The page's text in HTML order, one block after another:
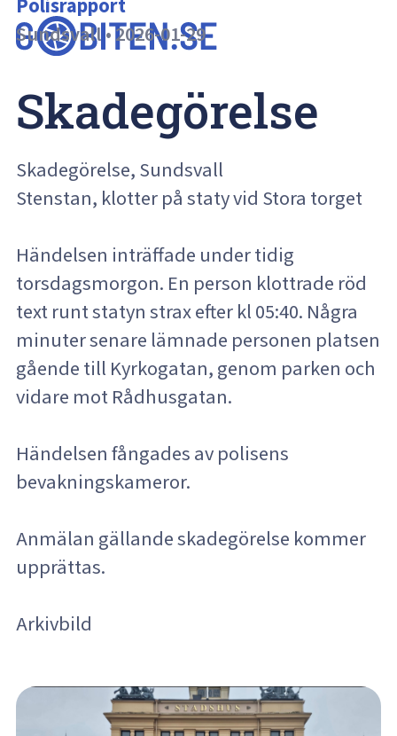
Polisrapport
Sundsvall•2026-01-29
Skadegörelse
Skadegörelse, Sundsvall
Stenstan, klotter på staty vid Stora torget
Händelsen inträffade under tidig
torsdagsmorgon. En person klottrade röd
text runt statyn strax efter kl 05:40. Några
minuter senare lämnade personen platsen
gående till Kyrkogatan, genom parken och
vidare mot Rådhusgatan.
Händelsen fångades av polisens
bevakningskameror.
Anmälan gällande skadegörelse kommer
upprättas.
Arkivbild